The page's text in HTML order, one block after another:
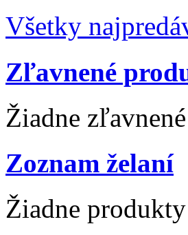
Všetky
Zľavnené
Žiadne
Zoznam želaní
Žiadne produkty